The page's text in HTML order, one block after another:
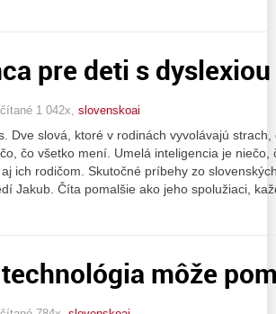
pre deti s
1 042x, slovenskoai
Dve slová, ktoré v rodinách vyvolávajú
čo všetko mení. Umelá inteligencia je niečo,
ich rodičom. Skutočné príbehy zo
Jakub. Číta pomalšie ako jeho spolužiaci,
môže